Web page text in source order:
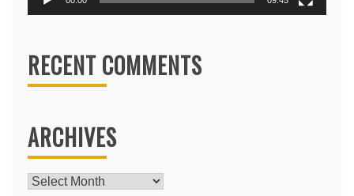
RECENT COMMENTS
ARCHIVES
Archives